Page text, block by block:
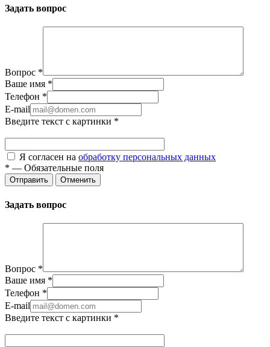
Задать вопрос
Вопрос *
Ваше имя *
Телефон *
E-mail
Введите текст с картинки *
Я согласен на обработку персональных данных
* — Обязательные поля
Отправить Отменить
Задать вопрос
Вопрос *
Ваше имя *
Телефон *
E-mail
Введите текст с картинки *